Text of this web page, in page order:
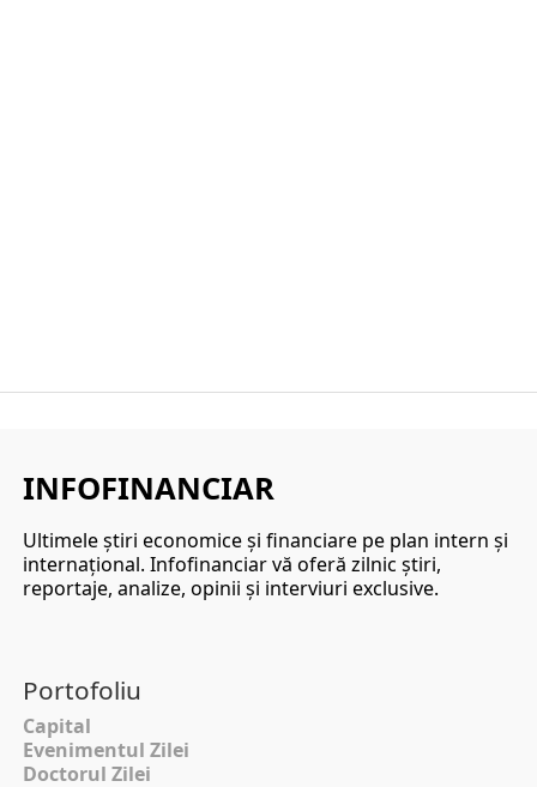
INFOFINANCIAR
Ultimele ştiri economice şi financiare pe plan intern şi
internaţional. Infofinanciar vă oferă zilnic ştiri,
reportaje, analize, opinii şi interviuri exclusive.
Portofoliu
Capital
Evenimentul Zilei
Doctorul Zilei